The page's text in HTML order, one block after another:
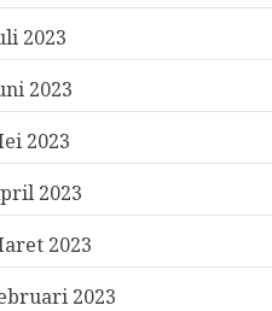
2023
2023
2023
2023
2023
2023